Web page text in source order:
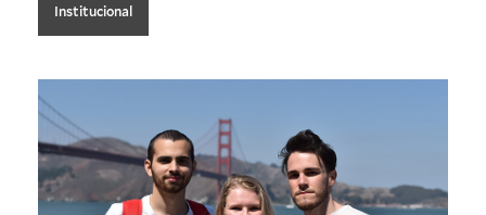
Institucional